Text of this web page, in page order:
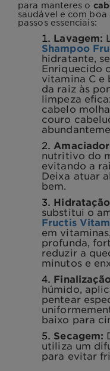
para manteres o
saudável e com
passos essenciais:
Lavagem:
Shampoo
hidratante,
Enriquecido
vitamina C e
da raiz às
limpeza
cabelo
couro
nutritivo do
evitando a
Deixa atuar
bem.
substitui o
Fructis
em
profunda,
reduzir a
minutos e
húmido,
pentear
baixo para
Secagem:
utiliza um
para evitar